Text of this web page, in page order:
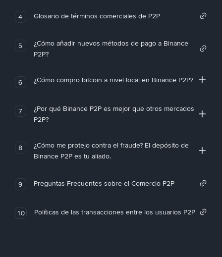
4 Glosario de términos comerciales de P2P
5
¿Cómo añadir nuevos métodos de pago a Binance
P2P?
6 ¿Cómo compro bitcoin a nivel local en Binance P2P?
7
¿Por qué Binance P2P es mejor que otros mercados
P2P?
8
¿Cómo me protejo contra el fraude? El depósito de
Binance P2P es tu aliado.
9 Preguntas Frecuentes sobre el Comercio P2P
10 Políticas de las transacciones entre los usuarios P2P